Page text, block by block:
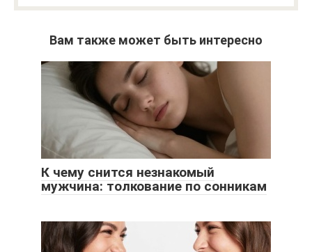
Вам также может быть интересно
К чему снится незнакомый
мужчина: толкование по сонникам